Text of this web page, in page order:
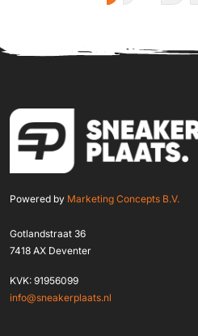
Powered by Marketing Concepts B.V.
Gotlandstraat 36
7418 AX Deventer
KVK: 91956099
info@sneakerplaats.nl